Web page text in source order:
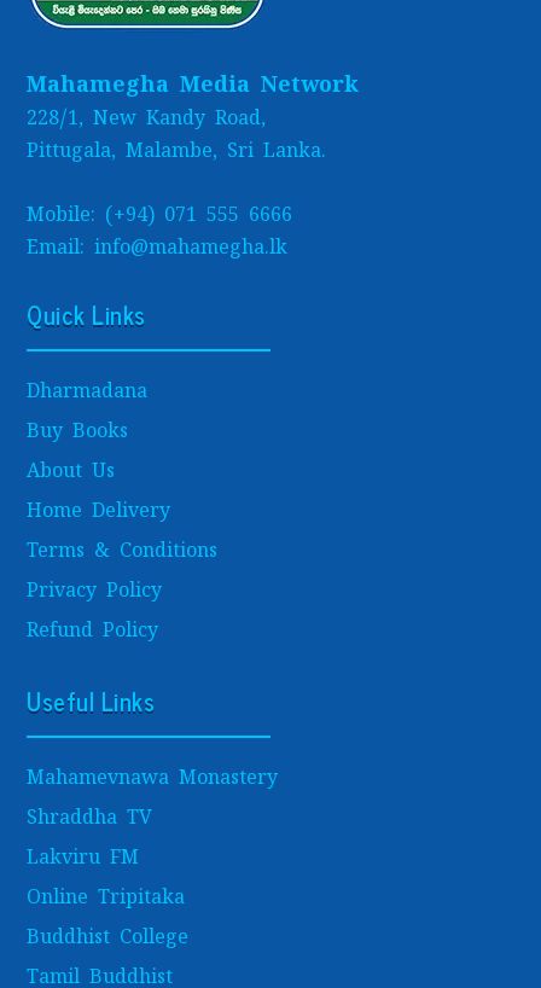
Mahamegha Media Network
228/1, New Kandy Road,
Pittugala, Malambe, Sri Lanka.
Mobile: (+94) 071 555 6666
Email: info@mahamegha.lk
Quick Links
Dharmadana
Buy Books
About Us
Home Delivery
Terms & Conditions
Privacy Policy
Refund Policy
Useful Links
Mahamevnawa Monastery
Shraddha TV
Lakviru FM
Online Tripitaka
Buddhist College
Tamil Buddhist